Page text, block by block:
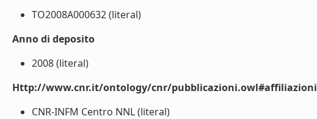
TO2008A000632 (literal)
Anno di deposito
2008 (literal)
Http://www.cnr.it/ontology/cnr/pubblicazioni.owl#affiliazioni
CNR-INFM Centro NNL (literal)